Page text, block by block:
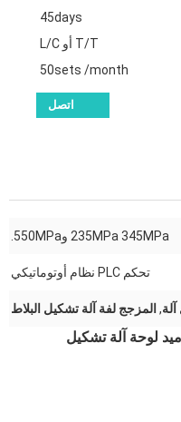
45days
T/T أو L/C
50sets /month
اتصل
235MPa 345MPa و550MPa.
تحكم PLC نظام أوتوماتيكي
, المزجج لفة آلة تشكيل البلاط
لوحة آلة تشكيل